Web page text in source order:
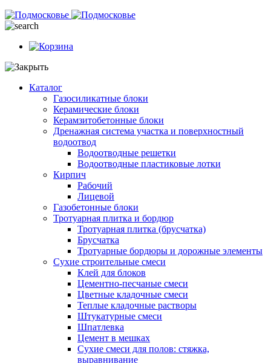
Каталог
Газосиликатные блоки
Керамические блоки
Керамзитобетонные блоки
Дренажная система участка и поверхностный
водоотвод
Водоотводные решетки
Водоотводные пластиковые лотки
Кирпич
Рабочий
Лицевой
Газобетонные блоки
Тротуарная плитка и бордюр
Тротуарная плитка (брусчатка)
Брусчатка
Тротуарные бордюры и дорожные элементы
Сухие строительные смеси
Клей для блоков
Цементно-песчаные смеси
Цветные кладочные смеси
Теплые кладочные растворы
Штукатурные смеси
Шпатлевка
Цемент в мешках
Сухие смеси для полов: стяжка,
выравнивание